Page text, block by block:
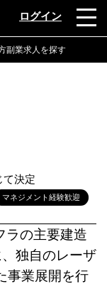
ログイン
副業求人を探す
て決定
マネジメント経験歓迎
ラの主要建造
独自のレーザ
事業展開を行